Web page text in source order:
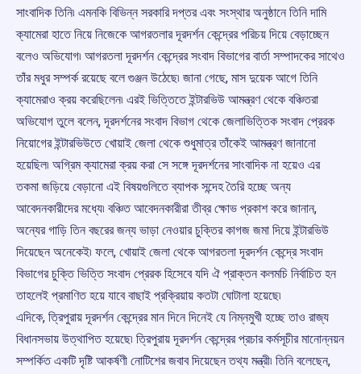
সাংবাদিক তিনি৷ এমনকি বিভিন্ন সরকারি দপ্তর এবং সংস্থার অনুষ্ঠানে তিনি দামি
ক্যামেরা হাতে নিয়ে নিজেকে আগরতলার দূরদর্শন কেন্দ্রের পরিচয় দিয়ে বেড়াচ্ছেন
বলেও অভিযোগ৷ আগরতলা দূরদর্শন কেন্দ্রের সংবাদ বিভাগের বার্তা সম্পাদকের সাথেও
তাঁর মধুর সম্পর্ক রয়েছে বলে গুঞ্জন উঠেছে৷ জানা গেছে, মাস দুয়েক আগে তিনি
ক্যামেরাও ক্রয় করেছিলেন৷ এরই ভিত্তিতে ইন্টারভিউ আমন্ত্রণ থেকে বঞ্চিতরা
অভিযোগ তুলে বলেন, দূরদর্শনের সংবাদ বিভাগ থেকে জেলাভিত্তিক সংবাদ প্রেরক
নিয়োগের ইন্টারভিউতে খোয়াই জেলা থেকে শুধুমাত্র তাঁকেই আমন্ত্রণ জানানো
হয়েছিল৷ অগ্রিম ক্যামেরা ক্রয় করা সে সঙ্গে দূরদর্শনের সাংবাদিক না হয়েও এর
তকমা জড়িয়ে বেড়ানো এই বিষয়গুলিতে ব্যাপক সন্দেহ তৈরি হচ্ছে অন্য
আবেদনকারীদের মধ্যে৷ বঞ্চিত আবেদনকারীরা তীব্র ক্ষোভ প্রকাশ করে জানান,
অন্যের গাড়ি তিন বছরের জন্য ভাড়া নেওয়ার চুক্তির কাগজ জমা দিয়ে ইন্টারভিউ
দিয়েছেন অনেকেই৷ ফলে, খোয়াই জেলা থেকে আগরতলা দূরদর্শন কেন্দ্রে সংবাদ
বিভাগের চুক্তি ভিত্তি সংবাদ প্রেরক হিসেবে যদি ঐ প্রাক্তন কলমচি নির্বাচিত হন
তাহলেই প্রমাণিত হয়ে যাবে বাছাই প্রক্রিয়ায় কতটা ঘোটালা হয়েছে৷
এদিকে, ত্রিপুরায় দূরদর্শন কেন্দ্রের মান দিনে দিনেই যে নিম্নমুখী হচ্ছে তাও রাজ্য
বিধানসভায় উত্থাপিত হয়েছে৷ ত্রিপুরায় দূরদর্শন কেন্দ্রের প্রচার কর্মসূচীর মানোন্নয়ন
সম্পর্কিত একটি দৃষ্টি আকর্ষণী নোটিশের জবাব দিয়েছেন তথ্য মন্ত্রী৷ তিনি বলেছেন,